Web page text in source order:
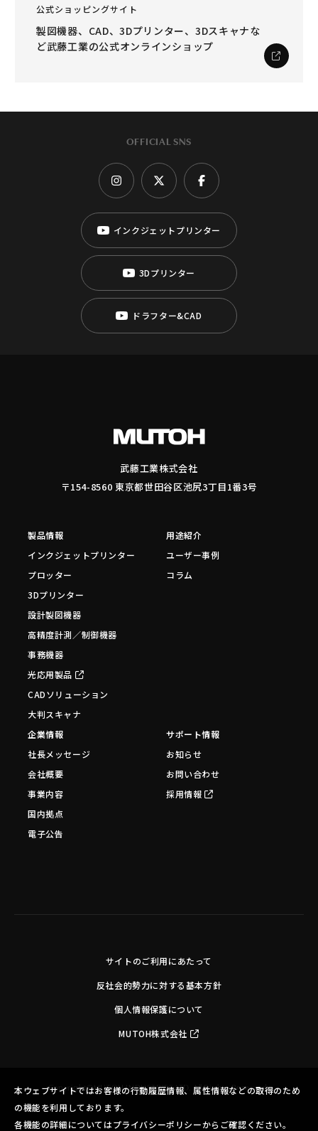
公式ショッピングサイト
製図機器、CAD、3Dプリンター、3Dスキャナな
ど武藤工業の公式オンラインショップ
OFFICIAL SNS
インクジェットプリンター
3Dプリンター
ドラフター&CAD
武藤工業株式会社
〒154-8560 東京都世田谷区池尻3丁目1番3号
製品情報
インクジェットプリンター
プロッター
3Dプリンター
設計製図機器
高精度計測／制御機器
事務機器
光応用製品
CADソリューション
大判スキャナ
用途紹介
ユーザー事例
コラム
企業情報
社長メッセージ
会社概要
事業内容
国内拠点
電子公告
サポート情報
お知らせ
お問い合わせ
採用情報
サイトのご利用にあたって
反社会的勢力に対する基本方針
個人情報保護について
MUTOH株式会社
Copyright©MUTOH INDUSTRIES LTD. All Rights Reserved.
本ウェブサイトではお客様の行動履歴情報、属性情報などの取得のため
の機能を利用しております。
各機能の詳細についてはプライバシーポリシーからご確認ください。